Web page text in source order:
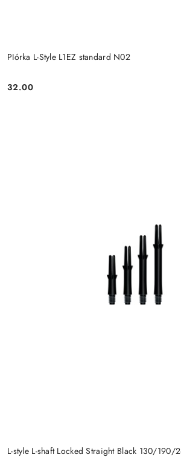
PIórka L-Style L1EZ standard N02
Cena:
32.00
L-style L-shaft Locked Straight Black 130/